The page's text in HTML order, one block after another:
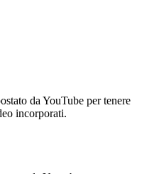
da YouTube per tenere
incorporati.